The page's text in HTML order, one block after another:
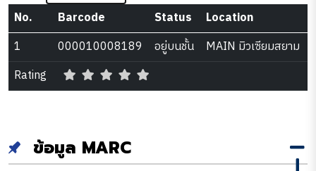
No. Barcode Status
Location
1
000010008189 อยู่บนชั้น
MAIN มิวเซียมสยาม
Rating
ข้อมูล MARC